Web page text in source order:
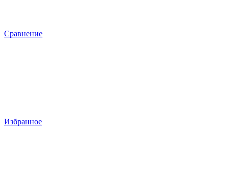
Сравнение
Избранное